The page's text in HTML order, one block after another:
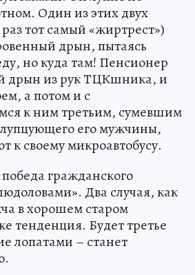
Один из этих двух
тот самый «жиртрест»)
дрын, пытаясь
но куда там! Пенсионер
дрын из рук ТЦКшника, и
а потом и с
к ним третьим, сумевшим
его мужчины,
к своему микроавтобусу.
гражданского
Два случая, как
в хорошем старом
тенденция. Будет третье
лопатами – станет